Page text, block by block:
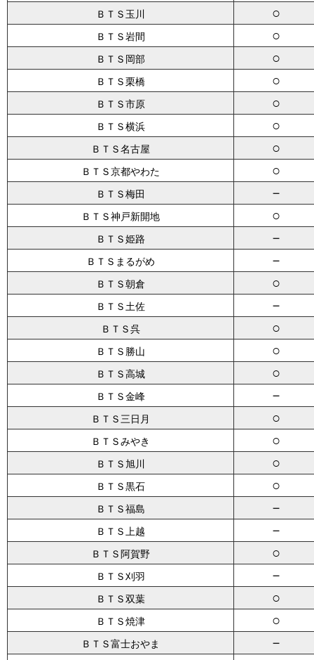
ＢＴＳ玉川 ○
ＢＴＳ岩間 ○
ＢＴＳ岡部 ○
ＢＴＳ栗橋 ○
ＢＴＳ市原 ○
ＢＴＳ横浜 ○
ＢＴＳ名古屋 ○
ＢＴＳ京都やわた ○
ＢＴＳ梅田 －
ＢＴＳ神戸新開地 ○
ＢＴＳ姫路 －
ＢＴＳまるがめ －
ＢＴＳ朝倉 ○
ＢＴＳ土佐 －
ＢＴＳ呉 ○
ＢＴＳ勝山 ○
ＢＴＳ高城 ○
ＢＴＳ金峰 －
ＢＴＳ三日月 ○
ＢＴＳみやき ○
ＢＴＳ旭川 ○
ＢＴＳ黒石 ○
ＢＴＳ福島 －
ＢＴＳ上越 －
ＢＴＳ阿賀野 ○
ＢＴＳ刈羽 －
ＢＴＳ双葉 ○
ＢＴＳ焼津 ○
ＢＴＳ富士おやま
－